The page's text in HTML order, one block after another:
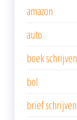
amazon
auto
boek schrijven
bol
brief schrijven